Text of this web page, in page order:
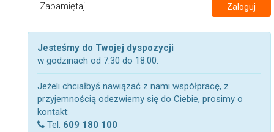
Zapamiętaj Zaloguj
Jesteśmy do Twojej dyspozycji
w godzinach od 7:30 do 18:00.
Jeżeli chciałbyś nawiązać z nami współpracę, z
przyjemnością odezwiemy się do Ciebie, prosimy o
kontakt:
Tel. 609 180 100